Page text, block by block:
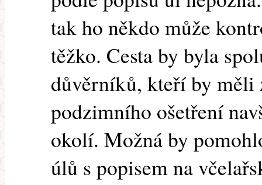
tak ho někdo může
těžko. Cesta by byla
důvěrníků, kteří by
podzimního ošetření
okolí. Možná by
úlů s popisem na